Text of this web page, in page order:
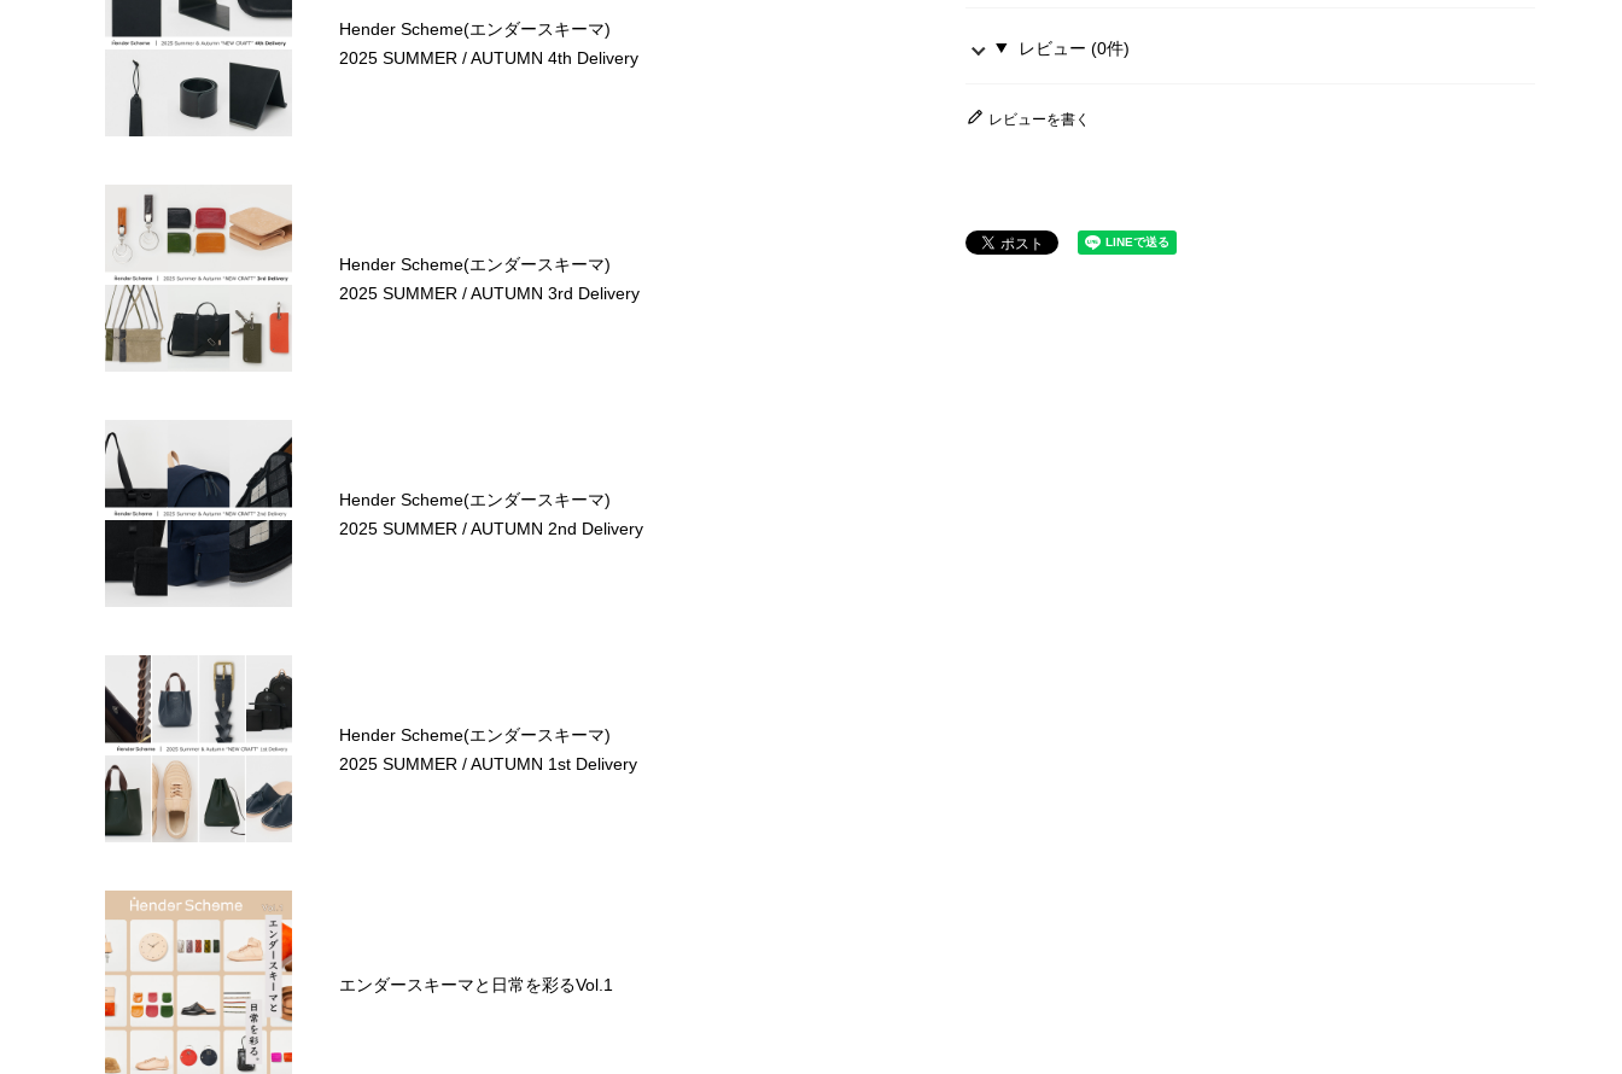
Hender Scheme(エンダースキーマ)
2025 SUMMER / AUTUMN 4th Delivery
Hender Scheme(エンダースキーマ)
2025 SUMMER / AUTUMN 3rd Delivery
Hender Scheme(エンダースキーマ)
2025 SUMMER / AUTUMN 2nd Delivery
Hender Scheme(エンダースキーマ)
2025 SUMMER / AUTUMN 1st Delivery
エンダースキーマと日常を彩るVol.1
レビュー (0件)
レビューを書く